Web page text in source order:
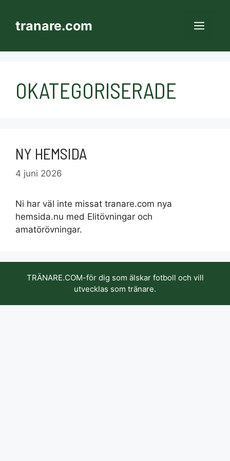
innehålltranare.com
OKATEGORISERADE
NY HEMSIDA
4 juni 2026
Ni har väl inte missat tranare.com nya
hemsida.nu med Elitövningar och
amatörövningar.
TRÄNARE.COM-för dig som älskar fotboll och vill
utvecklas som tränare.